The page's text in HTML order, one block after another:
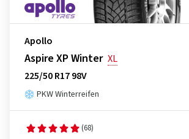
Apollo
Aspire XP Winter XL
225/50 R17 98V
PKW Winterreifen
(68)